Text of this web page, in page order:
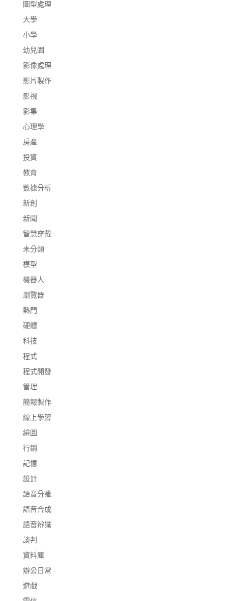
圖型處理
大學
小學
幼兒園
影像處理
影片製作
影視
影集
心理學
房產
投資
教育
數據分析
新創
新聞
智慧穿戴
未分類
模型
機器人
瀏覽器
熱門
硬體
科技
程式
程式開發
管理
簡報製作
線上學習
繪圖
行銷
記憶
設計
語音分離
語音合成
語音辨識
談判
資料庫
辦公日常
遊戲